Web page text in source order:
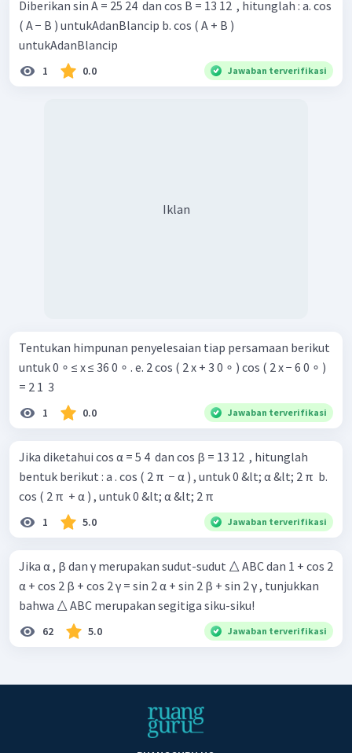
Diberikan sin A = 25 24 ​ dan cos B = 13 12 ​ , hitunglah : a. cos
( A − B ) untukAdanBlancip b. cos ( A + B )
untukAdanBlancip
1 0.0 Jawaban terverifikasi
Iklan
Tentukan himpunan penyelesaian tiap persamaan berikut
untuk 0 ∘ ≤ x ≤ 36 0 ∘ . e. 2 cos ( 2 x + 3 0 ∘ ) cos ( 2 x − 6 0 ∘ )
= 2 1 ​ 3 ​
1 0.0 Jawaban terverifikasi
Jika diketahui cos α = 5 4 ​ dan cos β = 13 12 ​ , hitunglah
bentuk berikut : a . cos ( 2 π ​ − α ) , untuk 0 &lt; α &lt; 2 π ​ b.
cos ( 2 π ​ + α ) , untuk 0 &lt; α &lt; 2 π ​
1 5.0 Jawaban terverifikasi
Jika α , β dan γ merupakan sudut-sudut △ ABC dan 1 + cos 2
α + cos 2 β + cos 2 γ = sin 2 α + sin 2 β + sin 2 γ , tunjukkan
bahwa △ ABC merupakan segitiga siku-siku!
62 5.0 Jawaban terverifikasi